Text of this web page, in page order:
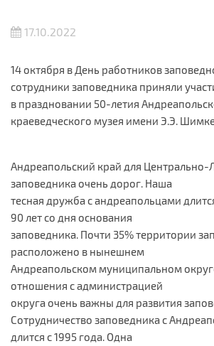
17.10.2022
14 октября в День работников
сотрудники заповедника приняли
в праздновании 50-летия
краеведческого музея имени Э.Э.
Андреапольский край для Центрально-
заповедника очень дорог. Наша
тесная дружба с андреапольцами
90 лет со дня основания
заповедника. Почти 35% территории
расположено в нынешнем
Андреапольском муниципальном
отношения с администрацией
округа очень важны для развития
Сотрудничество заповедника с
длится с 1995 года. Одна